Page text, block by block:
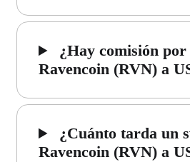
¿Hay comisión
Ravencoin (RVN) a
¿Cuánto tarda un
Ravencoin (RVN) a